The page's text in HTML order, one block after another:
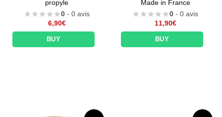
propyle
0 - 0 avis
6,90€
BUY
Made in France
0 - 0 avis
11,90€
BUY